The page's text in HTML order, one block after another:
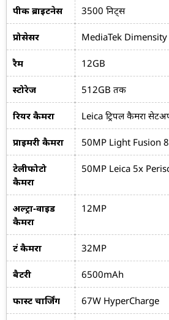
पीक ब्राइटनेस 3500 निट्स
प्रोसेसर MediaTek
रैम 12GB
स्टोरेज 512GB तक
रियर कैमरा Leica ट्रिपल कैमरा
प्राइमरी कैमरा 50MP Light Fusion
टेलीफोटो
कैमरा
50MP Leica 5x
अल्ट्रा-वाइड
कैमरा
12MP
फ्रंट कैमरा 32MP
बैटरी 6500mAh
फास्ट चार्जिंग 67W HyperCharge